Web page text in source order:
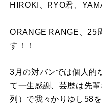
HIROKI、RYO君、
ORANGE RANGE、25
す！！
3月の対バンでは個人的
て一生感謝、芸歴は先
列）で我々かりゆし58